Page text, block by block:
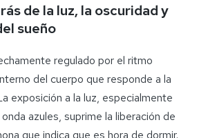
de la luz, la oscuridad y
sueño
regulado por el ritmo
del cuerpo que responde a la
exposición a la luz, especialmente
azules, suprime la liberación de
que indica que es hora de dormir.